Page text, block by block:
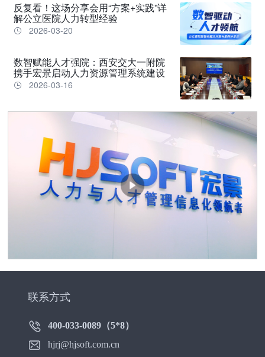
反复看！这场分享会用“方案+实践”详
解公立医院人力转型经验
2026-03-20
数智赋能人才强院：西安交大一附院
携手宏景启动人力资源管理系统建设
2026-03-16